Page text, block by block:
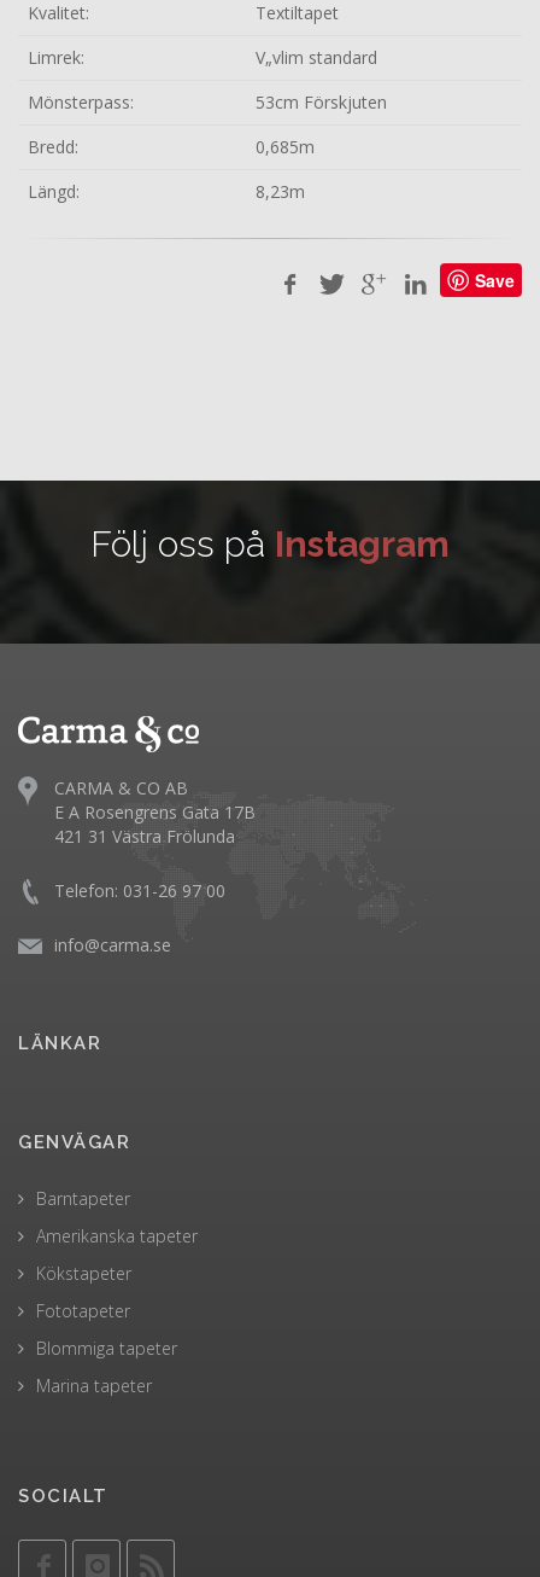
Kvalitet:
Textiltapet
Limrek:
V„vlim standard
Mönsterpass:
53cm Förskjuten
Bredd:
0,685m
Längd:
8,23m
Save
Följ oss på Instagram
CARMA & CO AB
E A Rosengrens Gata 17B
421 31 Västra Frölunda
Telefon: 031-26 97 00
info@carma.se
LÄNKAR
GENVÄGAR
Barntapeter
Amerikanska tapeter
Kökstapeter
Fototapeter
Blommiga tapeter
Marina tapeter
SOCIALT